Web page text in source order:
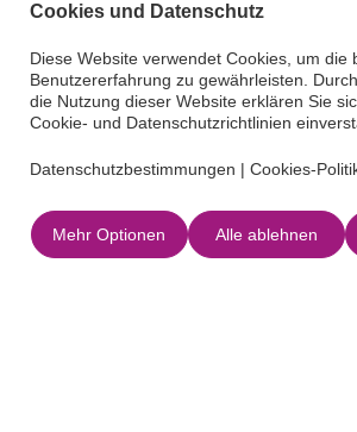
Kids&Co.Ibiza
Cookies und Datenschutz
Diese Website verwendet Cookies, um die
Benutzererfahrung zu gewährleisten.
die Nutzung dieser Website erklären Sie
Cookie- und Datenschutzrichtlinien
Datenschutzbestimmungen | Cookies-
Mehr Optionen Alle ablehnen